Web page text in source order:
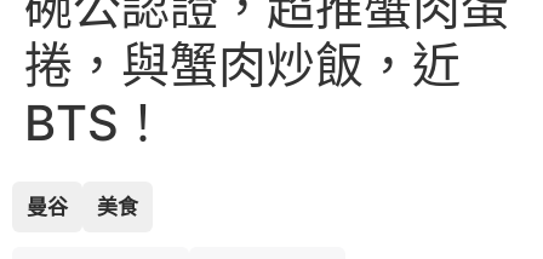
捲，與蟹肉炒飯，近
BTS！
曼谷 美食